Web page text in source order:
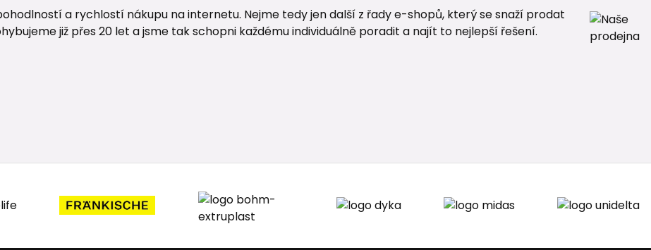
a rychlostí nákupu na internetu. Nejme tedy jen další z řady e-shopů, který se snaží prodat
již přes 20 let a jsme tak schopni každému individuálně poradit a najít to nejlepší řešení.